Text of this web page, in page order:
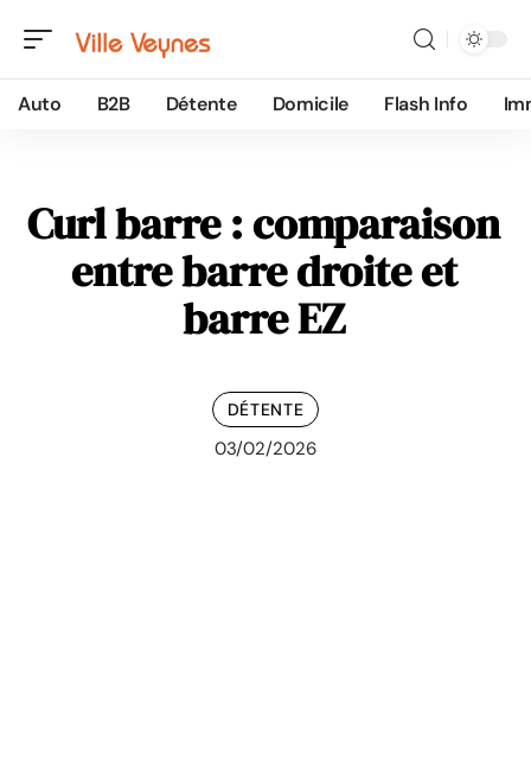
Auto B2B Détente Domicile Flash Info
Curl barre : comparaison
entre barre droite et
barre EZ
DÉTENTE
03/02/2026